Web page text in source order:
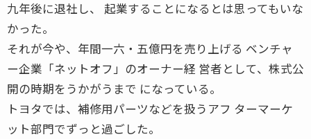
九年後に退社し、 起業することになるとは思ってもいな
かった。
それが今や、年間一六・五億円を売り上げる ベンチャ
ー企業「ネットオフ」のオーナー経 営者として、株式公
開の時期をうかがうまで になっている。
トヨタでは、補修用パーツなどを扱うアフ ターマーケ
ット部門でずっと過ごした。